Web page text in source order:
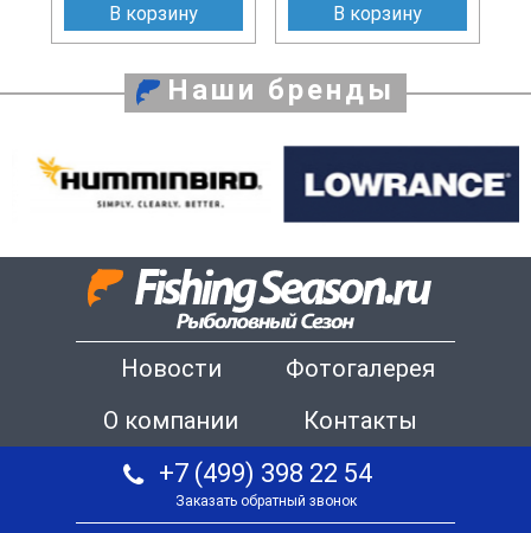
В корзину
В корзину
Наши бренды
Новости
Фотогалерея
О компании
Контакты
+7 (499) 398 22 54
Заказать обратный звонок